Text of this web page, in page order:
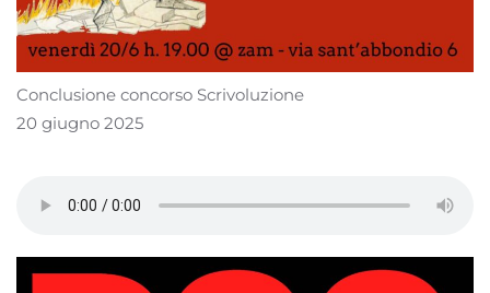
Conclusione concorso Scrivoluzione
20 giugno 2025